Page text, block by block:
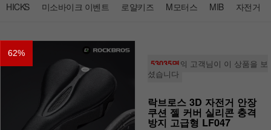
HICKS 미소바이크 이벤트 로얄키즈 M모터스 MIB 자전거
62%
53035명의 고객님이 이 상품을 보
셨습니다
락브로스 3D 자전거 안장
쿠션 젤 커버 실리콘 충격
방지 고급형 LF047